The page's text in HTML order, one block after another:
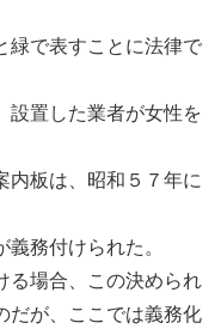
緑で表すことに法律で
設置した業者が女性を
内板は、昭和５７年に
務付けられた。
る場合、この決められ
だが、ここでは義務化